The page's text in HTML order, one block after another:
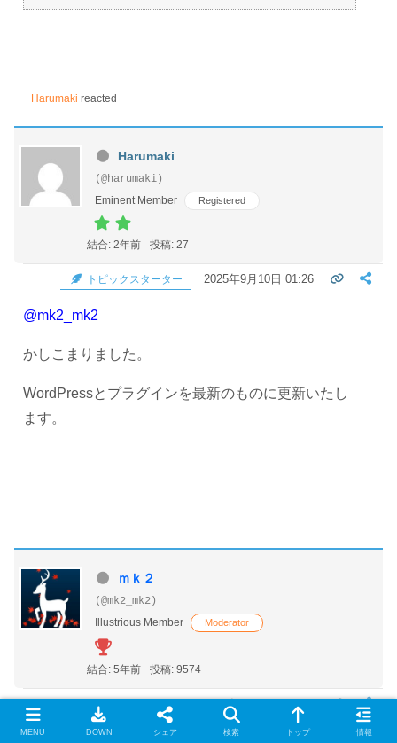
Harumaki reacted
Harumaki
(@harumaki)
Eminent Member
Registered
結合: 2年前 投稿: 27
トピックスターター 2025年9月10日 01:26
@mk2_mk2
かしこまりました。
WordPressとプラグインを最新のものに更新いたし
ます。
ｍｋ２
(@mk2_mk2)
Illustrious Member
Moderator
結合: 5年前 投稿: 9574
2025年9月10日 01:28
Harumakiさん
MENU DOWN シェア 検索 トップ 情報